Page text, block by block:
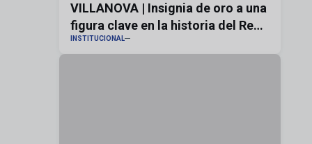
VILLANOVA | Insignia de oro a una
figura clave en la historia del Real
Zaragoza
INSTITUCIONAL